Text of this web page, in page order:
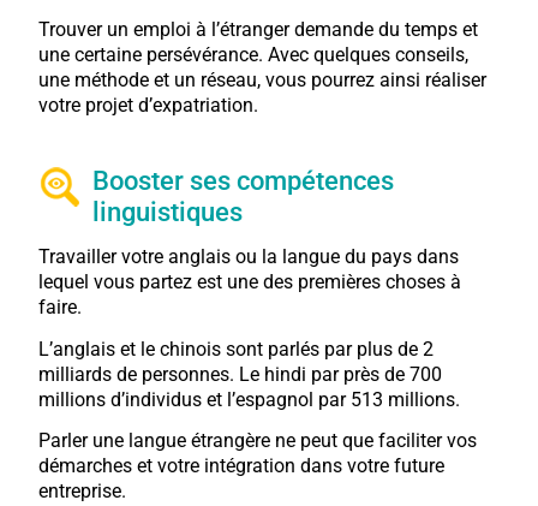
Trouver un emploi à l’étranger demande du temps et
une certaine persévérance. Avec quelques conseils,
une méthode et un réseau, vous pourrez ainsi réaliser
votre projet d’expatriation.
Booster ses compétences
linguistiques
Travailler votre anglais ou la langue du pays dans
lequel vous partez est une des premières choses à
faire.
L’anglais et le chinois sont parlés par plus de 2
milliards de personnes. Le hindi par près de 700
millions d’individus et l’espagnol par 513 millions.
Parler une langue étrangère ne peut que faciliter vos
démarches et votre intégration dans votre future
entreprise.